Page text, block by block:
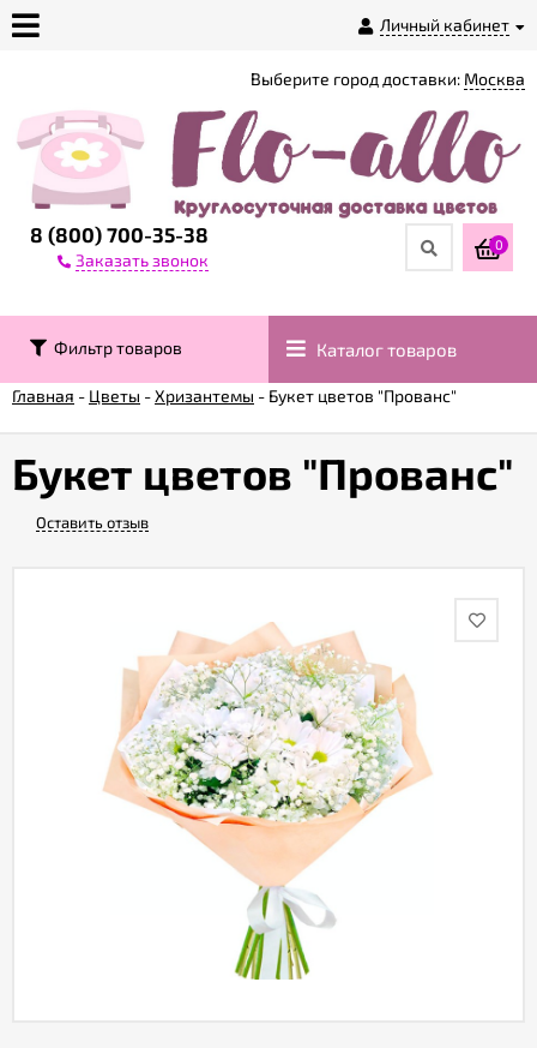
Личный кабинет
магазине
Доставка
Контакты
Гарантии
8 (800) 700-35-38
Заказать звонок
Выберите город доставки: Москва
0
Фильтр товаров Каталог товаров
Главная - Цветы -Хризантемы - Букет цветов "Прованс"
Букет цветов "Прованс"
Оставить отзыв